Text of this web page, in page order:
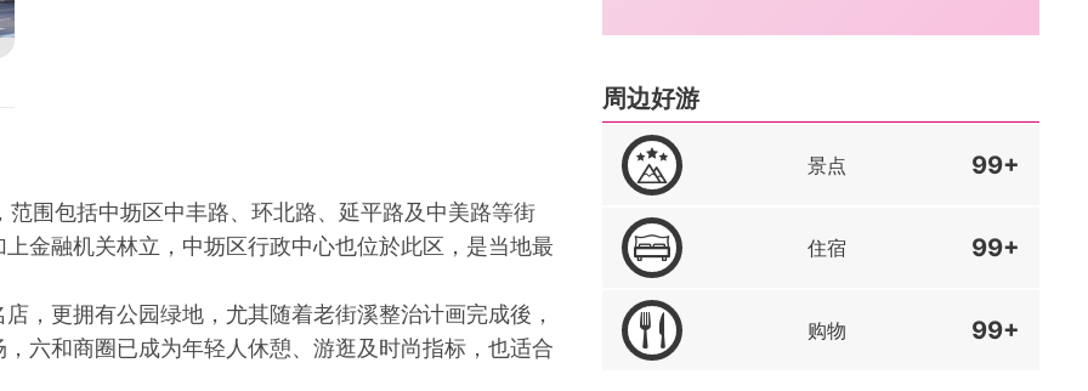
围包括中坜区中丰路、环北路、延平路及中美路等街
金融机关林立，中坜区行政中心也位於此区，是当地最
，更拥有公园绿地，尤其随着老街溪整治计画完成後，
六和商圈已成为年轻人休憩、游逛及时尚指标，也适合
周边好游
景点 99+
住宿 99+
购物 99+